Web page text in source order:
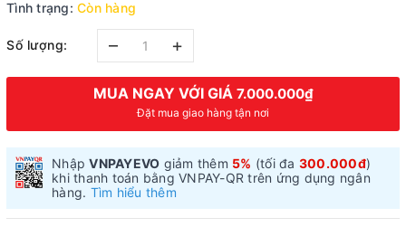
Tình trạng: Còn hàng
Số lượng: – +
MUA NGAY VỚI GIÁ 7.000.000₫
Đặt mua giao hàng tận nơi
NhậpVNPAYEVO giảm thêm 5% (tối đa 300.000đ)
khi thanh toán bằng VNPAY-QR trên ứng dụng ngân
hàng. Tìm hiểu thêm